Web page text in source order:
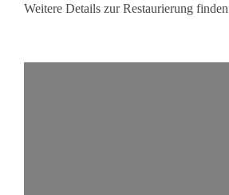
Weitere Details zur Restaurierung